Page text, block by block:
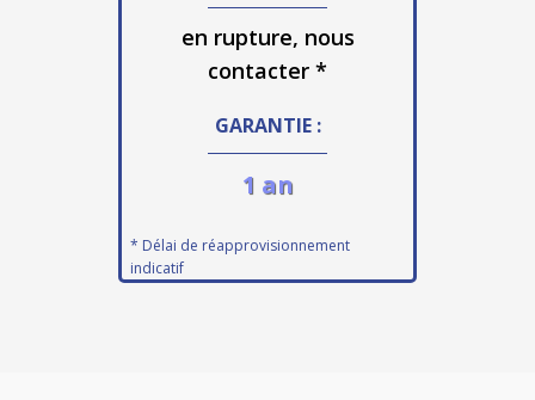
en rupture, nous
contacter *
GARANTIE :
1 an
* Délai de réapprovisionnement
indicatif